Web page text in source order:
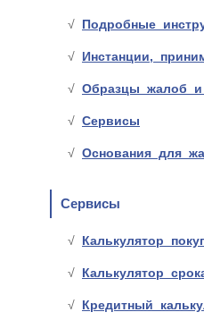
Подробные
Инстанции,
Образцы жалоб и
Сервисы
Основания для
Сервисы
Калькулятор
Калькулятор
Кредитный